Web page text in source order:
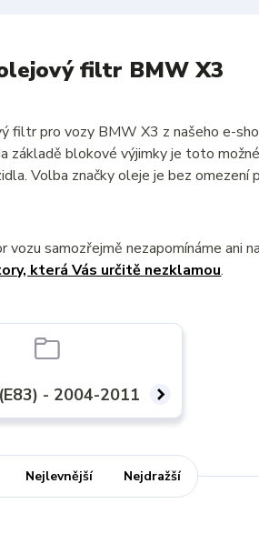
filtr BMW X3
filtr pro vozy BMW X3 z našeho e-
základě blokové výjimky je toto
Volba značky oleje je bez omezení
vozu samozřejmě nezapomínáme ani
která Vás určitě nezklamou.
- 2004-2011
Nejlevnější Nejdražší